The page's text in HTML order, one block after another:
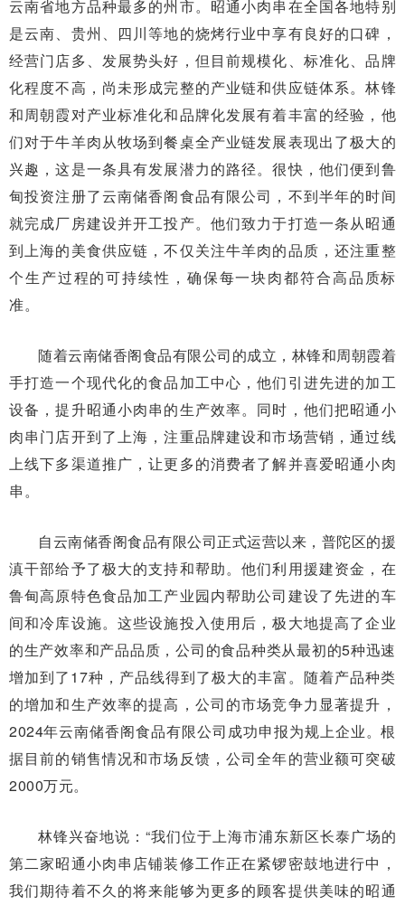
云南省地方品种最多的州市。昭通小肉串在全国各地特别
是云南、贵州、四川等地的烧烤行业中享有良好的口碑，
经营门店多、发展势头好，但目前规模化、标准化、品牌
化程度不高，尚未形成完整的产业链和供应链体系。林锋
和周朝霞对产业标准化和品牌化发展有着丰富的经验，他
们对于牛羊肉从牧场到餐桌全产业链发展表现出了极大的
兴趣，这是一条具有发展潜力的路径。很快，他们便到鲁
甸投资注册了云南储香阁食品有限公司，不到半年的时间
就完成厂房建设并开工投产。他们致力于打造一条从昭通
到上海的美食供应链，不仅关注牛羊肉的品质，还注重整
个生产过程的可持续性，确保每一块肉都符合高品质标
准。
随着云南储香阁食品有限公司的成立，林锋和周朝霞着
手打造一个现代化的食品加工中心，他们引进先进的加工
设备，提升昭通小肉串的生产效率。同时，他们把昭通小
肉串门店开到了上海，注重品牌建设和市场营销，通过线
上线下多渠道推广，让更多的消费者了解并喜爱昭通小肉
串。
自云南储香阁食品有限公司正式运营以来，普陀区的援
滇干部给予了极大的支持和帮助。他们利用援建资金，在
鲁甸高原特色食品加工产业园内帮助公司建设了先进的车
间和冷库设施。这些设施投入使用后，极大地提高了企业
的生产效率和产品品质，公司的食品种类从最初的5种迅速
增加到了17种，产品线得到了极大的丰富。随着产品种类
的增加和生产效率的提高，公司的市场竞争力显著提升，
2024年云南储香阁食品有限公司成功申报为规上企业。根
据目前的销售情况和市场反馈，公司全年的营业额可突破
2000万元。
林锋兴奋地说：“我们位于上海市浦东新区长泰广场的
第二家昭通小肉串店铺装修工作正在紧锣密鼓地进行中，
我们期待着不久的将来能够为更多的顾客提供美味的昭通